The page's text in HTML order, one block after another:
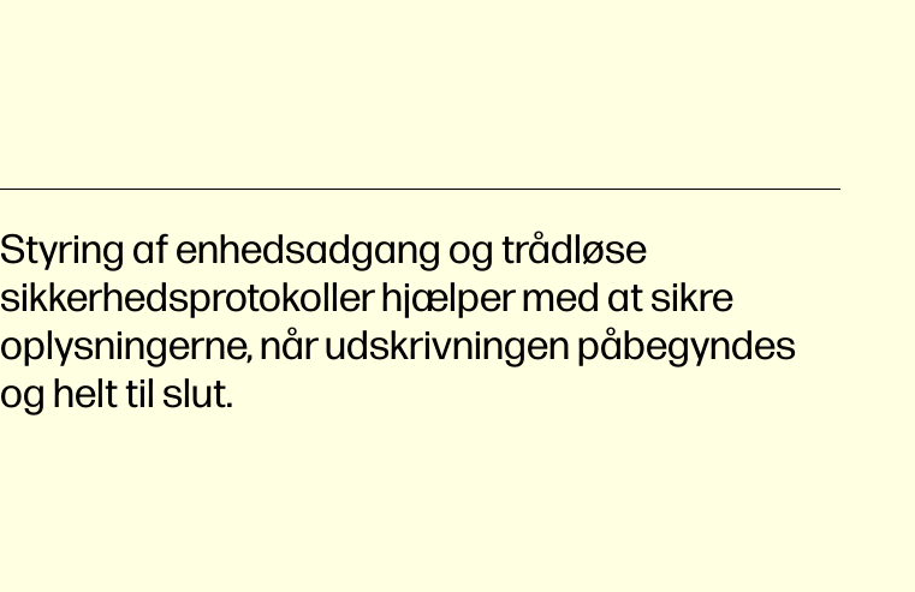
Styring af enhedsadgang og trådløse
sikkerhedsprotokoller hjælper med at sikre
oplysningerne, når udskrivningen påbegyndes
og helt til slut.